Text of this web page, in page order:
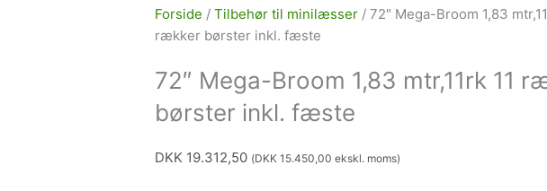
Forside / Tilbehør til minilæsser / 72″ Mega-Broom 1,83
rækker børster inkl. fæste
72″ Mega-Broom 1,83 mtr,11rk 11
børster inkl. fæste
DKK 19.312,50 (DKK 15.450,00 ekskl. moms)